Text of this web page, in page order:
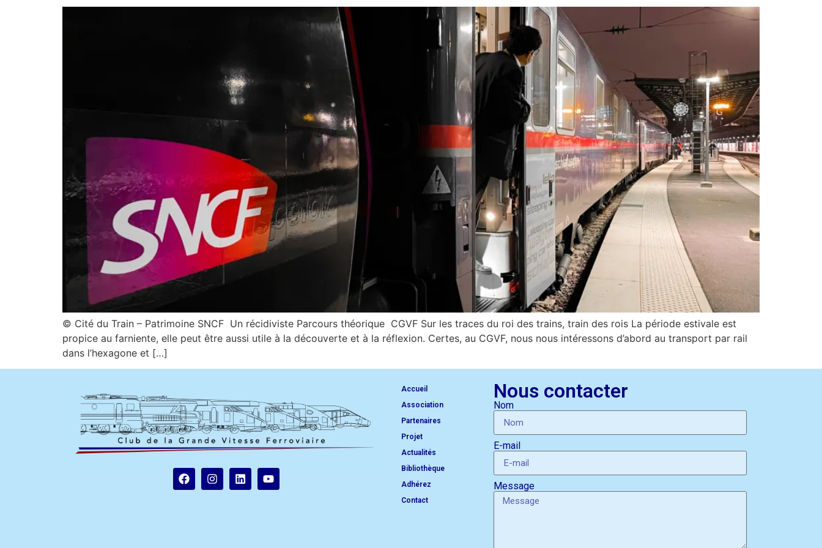
© Cité du Train – Patrimoine SNCF Un récidiviste Parcours théorique CGVF Sur les traces du roi des trains, train des rois La période estivale est
propice au farniente, elle peut être aussi utile à la découverte et à la réflexion. Certes, au CGVF, nous nous intéressons d’abord au transport par rail
dans l’hexagone et […]
Accueil
Association
Partenaires
Projet
Actualités
Bibliothèque
Adhérez
Contact
Nous contacter
Nom
E-mail
Message